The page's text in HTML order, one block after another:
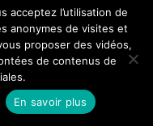
-powered by Enfold
acceptez l’utilisation de
anonymes de visites et
proposer des vidéos,
de contenus de
En savoir plus